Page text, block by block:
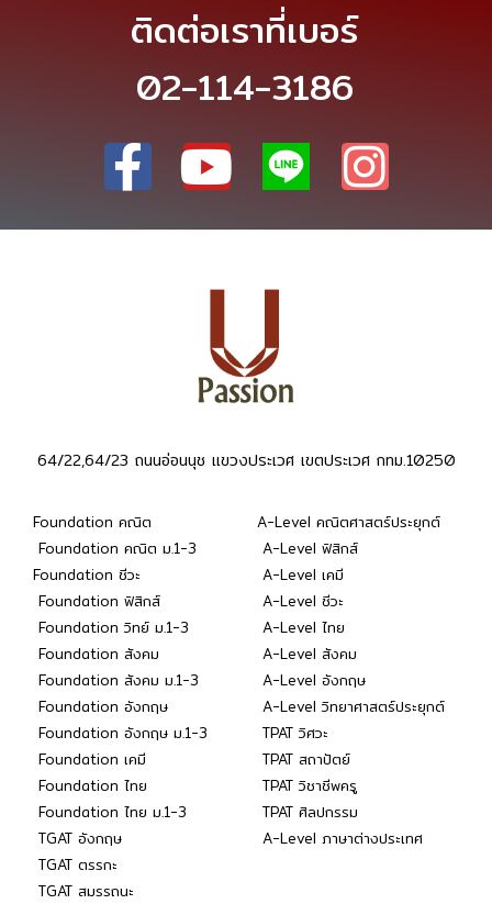
ติดต่อเราที่เบอร์
02-114-3186
64/22,64/23 ถนนอ่อนนุช แขวงประเวศ เขตประเวศ กทม.10250
Foundation คณิต
Foundation คณิต ม.1-3
Foundation ชีวะ
Foundation ฟิสิกส์
Foundation วิทย์ ม.1-3
Foundation สังคม
Foundation สังคม ม.1-3
Foundation อังกฤษ
Foundation อังกฤษ ม.1-3
Foundation เคมี
Foundation ไทย
Foundation ไทย ม.1-3
TGAT อังกฤษ
TGAT ตรรกะ
TGAT สมรรถนะ
A-Level คณิตศาสตร์ประยุกต์
A-Level ฟิสิกส์
A-Level เคมี
A-Level ชีวะ
A-Level ไทย
A-Level สังคม
A-Level อังกฤษ
A-Level วิทยาศาสตร์ประยุกต์
TPAT วิศวะ
TPAT สถาปัตย์
TPAT วิชาชีพครู
TPAT ศิลปกรรม
A-Level ภาษาต่างประเทศ